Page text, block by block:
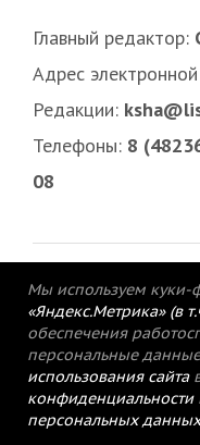
Главный редактор:
Адрес
Редакции:
Телефоны: 8
08
© 2015-2021
Мы используем куки-
«Яндекс.Метрика» (в
обеспечения
персональные
использования сайта
конфиденциальности
персональных данных